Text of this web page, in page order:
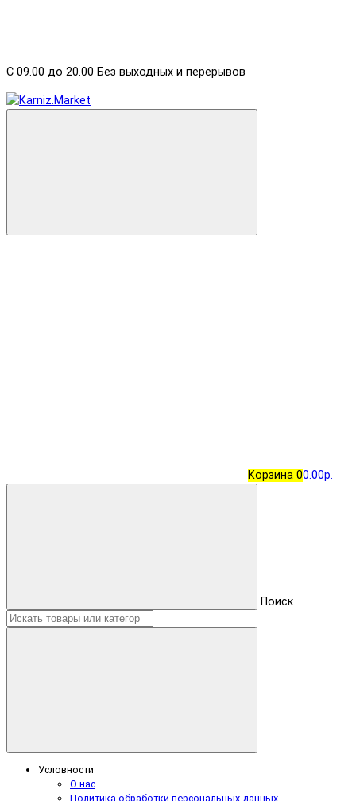
С 09.00 до 20.00 Без выходных и перерывов
Корзина 00.00р.
Поиск
Условности
О нас
Политика обработки персональных данных